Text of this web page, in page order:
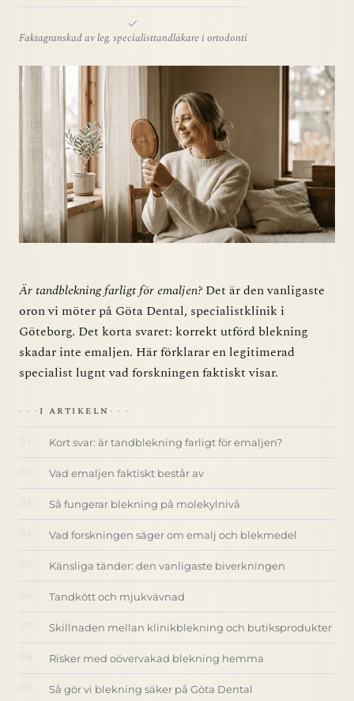
Faktagranskad av leg. specialisttandläkare i ortodonti
Är tandblekning farligt för emaljen? Det är den vanligaste
oron vi möter på Göta Dental, specialistklinik i
Göteborg. Det korta svaret: korrekt utförd blekning
skadar inte emaljen. Här förklarar en legitimerad
specialist lugnt vad forskningen faktiskt visar.
I ARTIKELN
Kort svar: är tandblekning farligt för emaljen?
Vad emaljen faktiskt består av
Så fungerar blekning på molekylnivå
Vad forskningen säger om emalj och blekmedel
Känsliga tänder: den vanligaste biverkningen
Tandkött och mjukvävnad
Skillnaden mellan klinikblekning och butiksprodukter
Risker med oövervakad blekning hemma
Så gör vi blekning säker på Göta Dental